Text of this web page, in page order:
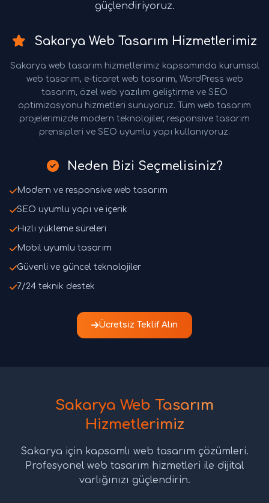
güçlendiriyoruz.
Sakarya Web Tasarım Hizmetlerimiz
Sakarya web tasarım hizmetlerimiz kapsamında kurumsal
web tasarım, e-ticaret web tasarım, WordPress web
tasarım, özel web yazılım geliştirme ve SEO
optimizasyonu hizmetleri sunuyoruz. Tüm web tasarım
projelerimizde modern teknolojiler, responsive tasarım
prensipleri ve SEO uyumlu yapı kullanıyoruz.
Neden Bizi Seçmelisiniz?
Modern ve responsive web tasarım
SEO uyumlu yapı ve içerik
Hızlı yükleme süreleri
Mobil uyumlu tasarım
Güvenli ve güncel teknolojiler
7/24 teknik destek
Ücretsiz Teklif Alın
Sakarya Web Tasarım
Hizmetlerimiz
Sakarya için kapsamlı web tasarım çözümleri.
Profesyonel web tasarım hizmetleri ile dijital
varlığınızı güçlendirin.